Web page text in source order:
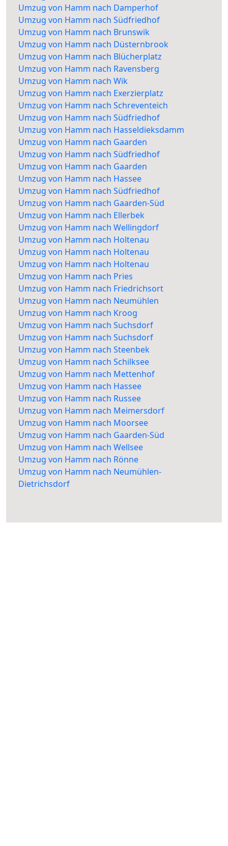
Umzug von Hamm nach Damperhof
Umzug von Hamm nach Südfriedhof
Umzug von Hamm nach Brunswik
Umzug von Hamm nach Düsternbrook
Umzug von Hamm nach Blücherplatz
Umzug von Hamm nach Ravensberg
Umzug von Hamm nach Wik
Umzug von Hamm nach Exerzierplatz
Umzug von Hamm nach Schreventeich
Umzug von Hamm nach Südfriedhof
Umzug von Hamm nach Hasseldieksdamm
Umzug von Hamm nach Gaarden
Umzug von Hamm nach Südfriedhof
Umzug von Hamm nach Gaarden
Umzug von Hamm nach Hassee
Umzug von Hamm nach Südfriedhof
Umzug von Hamm nach Gaarden-Süd
Umzug von Hamm nach Ellerbek
Umzug von Hamm nach Wellingdorf
Umzug von Hamm nach Holtenau
Umzug von Hamm nach Holtenau
Umzug von Hamm nach Holtenau
Umzug von Hamm nach Pries
Umzug von Hamm nach Friedrichsort
Umzug von Hamm nach Neumühlen
Umzug von Hamm nach Kroog
Umzug von Hamm nach Suchsdorf
Umzug von Hamm nach Suchsdorf
Umzug von Hamm nach Steenbek
Umzug von Hamm nach Schilksee
Umzug von Hamm nach Mettenhof
Umzug von Hamm nach Hassee
Umzug von Hamm nach Russee
Umzug von Hamm nach Meimersdorf
Umzug von Hamm nach Moorsee
Umzug von Hamm nach Gaarden-Süd
Umzug von Hamm nach Wellsee
Umzug von Hamm nach Rönne
Umzug von Hamm nach Neumühlen-
Dietrichsdorf